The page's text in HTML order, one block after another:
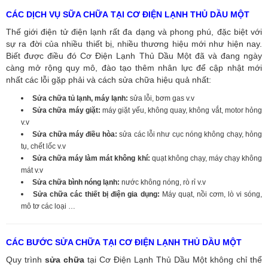
CÁC DỊCH VỤ SỮA CHỮA TẠI CƠ ĐIỆN LẠNH THỦ DẦU MỘT
Thế giới điện tử điện lạnh rất đa dạng và phong phú, đặc biệt với
sự ra đời của nhiều thiết bị, nhiều thương hiệu mới như hiện nay.
Biết được điều đó Cơ Điện Lạnh Thủ Dầu Một đã và đang ngày
càng mở rộng quy mô, đào tạo thêm nhân lực để cập nhật mới
nhất các lỗi gặp phải và cách sửa chữa hiệu quả nhất:
Sửa chữa tủ lạnh, máy lạnh: sửa lỗi, bơm gas v.v
Sửa chữa máy giặt:máy giặt yếu, không quay, không vắt, motor hỏng
v.v
Sửa chữa máy điều hòa: sửa các lỗi như cục nóng không chạy, hỏng
tụ, chết lốc v.v
Sửa chữa máy làm mát không khí: quạt không chạy, máy chạy không
mát v.v
Sửa chữa bình nóng lạnh: nước không nóng, rò rỉ v.v
Sửa chữa các thiết bị điện gia dụng: Máy quạt, nồi cơm, lò vi sóng,
mô tơ các loại …
CÁC BƯỚC SỬA CHỮA TẠI CƠ ĐIỆN LẠNH THỦ DẦU MỘT
Quy trình sửa chữa tại Cơ Điện Lạnh Thủ Dầu Một không chỉ thể